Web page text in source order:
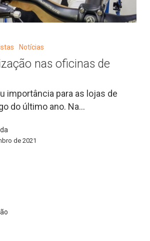
Notícias
nas oficinas de
importância para as lojas de
do último ano. Na…
de 2021